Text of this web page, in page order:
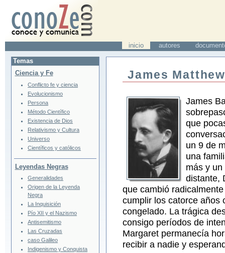
inicio autores
James
James
que
un 9 de
una
más y
distante,
que cambió
cumplir los catorce años
congelado. La trágica
consigo períodos de
Margaret permanecía
recibir a nadie y
Temas
Ciencia y Fe
Conflicto fe y ciencia
Evolucionismo
Persona
Método Científico
Existencia de Dios
Relativismo y Cultura
Universo
Científicos y católicos
Leyendas Negras
Generalidades
Origen de la Leyenda
Negra
La Inquisición
Pío XII y el Nazismo
Antisemitismo
Las Cruzadas
caso Galileo
Indigenismo y Conquista